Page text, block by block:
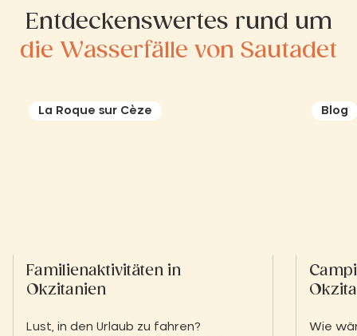
Entdeckenswertes rund um
die Wasserfälle von Sautadet
La Roque sur Cèze
Familienaktivitäten in
Okzitanien
Lust, in den Urlaub zu fahren?
Blog
Wie